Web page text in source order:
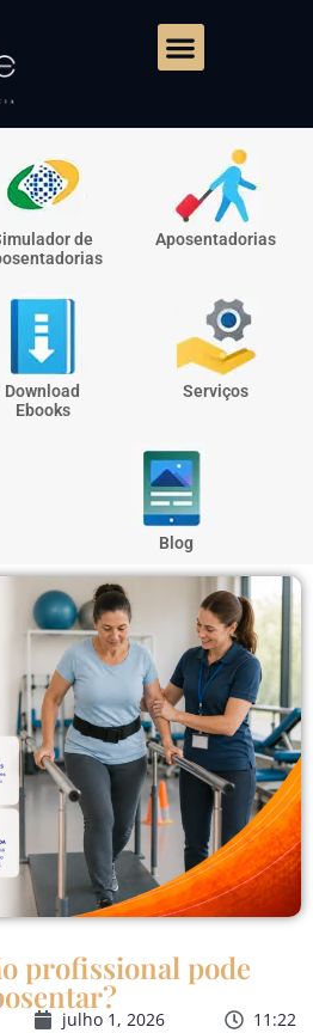
de
Aposentadorias
Download
Ebooks
Serviços
Blog
profissional pode
julho 1, 2026 11:22